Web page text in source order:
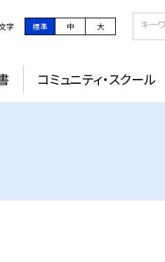
字 標準 中 大
コミュニティ・スクール